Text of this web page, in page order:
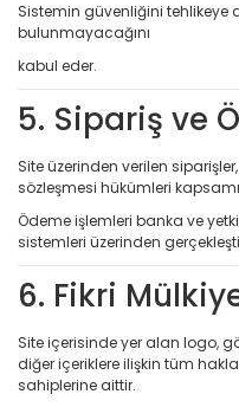
Sistemin güvenliğini tehlikeye
bulunmayacağını
kabul eder.
5. Sipariş ve
Site üzerinden verilen
sözleşmesi hükümleri
Ödeme işlemleri banka ve
sistemleri üzerinden
6. Fikri
Site içerisinde yer alan logo,
diğer içeriklere ilişkin tüm
sahiplerine aittir.